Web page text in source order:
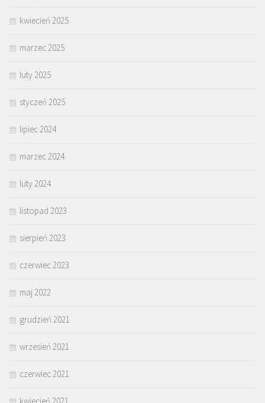
kwiecień 2025
marzec 2025
luty 2025
styczeń 2025
lipiec 2024
marzec 2024
luty 2024
listopad 2023
sierpień 2023
czerwiec 2023
maj 2022
grudzień 2021
wrzesień 2021
czerwiec 2021